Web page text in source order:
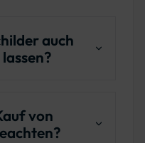
auch
spezifischen
können
von